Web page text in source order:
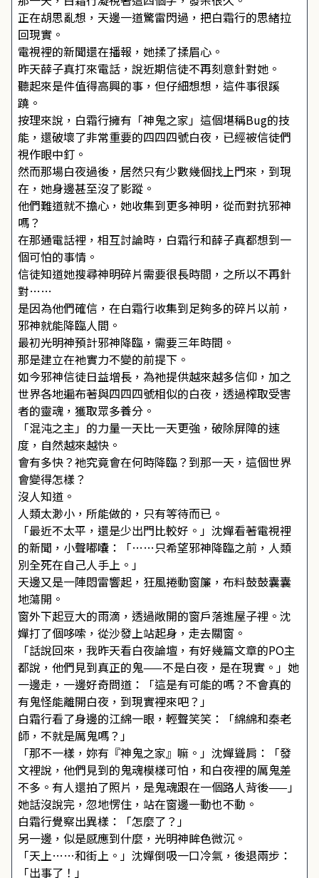
正在胡思亂想，天邊一道驚雷閃過，把白霜行的思緒拉
回現實。
電視裡的新聞還在播報，她揉了揉眉心。
昨天薛子真打來電話，說近期信徒不再刻意針對她。
聽起來是件值得高興的事，但仔細想想，這件事很蹊
蹺。
按理來說，白霜行擁有「神鬼之家」這個堪稱Bug的技
能，還破壞了非常重要的四四四號白夜，已經被信徒們
視作眼中釘。
然而那場白夜過後，居然只有少數幾個找上門來，到現
在，她身邊甚至沒了影蹤。
他們難道就不擔心，她收集到更多神明，從而對抗邪神
嗎？
在那通電話裡，相互討論時，白霜行和薛子真都想到一
個可怕的事情。
信徒知道她搜尋神明碎片需要很長時間，之所以不再針
對……
是因為他們確信，在白霜行收集到足夠多的碎片以前，
邪神就能降臨人間。
最初光明神預計邪神降臨，需要三年時間。
那是建立在祂實力不變的前提下。
如今邪神信徒日益增長，為祂提供越來越多信仰，加之
世界各地遍布著與四四四號相似的白夜，透過榨取受害
者的靈魂，獲取眾多養分。
「混沌之主」的力量一天比一天更強，破除屏障的速
度，自然越來越快。
會有多快？祂究竟會在何時降臨？到那一天，這個世界
會變得怎樣？
沒人知道。
人類太渺小，所能做的，只有等待而已。
「最近不太平，還是少出門比較好。」沈嬋看著電視裡
的新聞，小聲嘟囔：「……只希望邪神降臨之前，人類
別全死在自己人手上。」
天邊又是一陣悶雷響起，狂風捲動窗簾，布料鼓鼓囊囊
地蕩開。
窗外下起豆大的雨滴，透過敞開的窗戶落進屋子裡。沈
嬋打了個哆嗦，從沙發上站起身，走去關窗。
「話說回來，我昨天看白夜論壇，有好幾篇文章的PO主
都說，他們見到真正的鬼——不是白夜，是在現實。」她
一邊走，一邊好奇問道：「這是有可能的嗎？不會真的
有鬼怪能離開白夜，到現實裡來吧？」
白霜行看了身邊的江綿一眼，輕聲笑笑：「綿綿和秦老
師，不就是厲鬼嗎？」
「那不一樣，妳有『神鬼之家』嘛。」沈嬋聳肩：「發
文裡說，他們見到的鬼魂模樣可怕，和白夜裡的厲鬼差
不多。有人還拍了照片，是鬼魂跟在一個路人背後——」
她話沒說完，忽地愣住，站在窗邊一動也不動。
白霜行覺察出異樣：「怎麼了？」
另一邊，似是感應到什麼，光明神眸色微沉。
「天上……和街上。」沈嬋倒吸一口冷氣，後退兩步：
「出事了！」